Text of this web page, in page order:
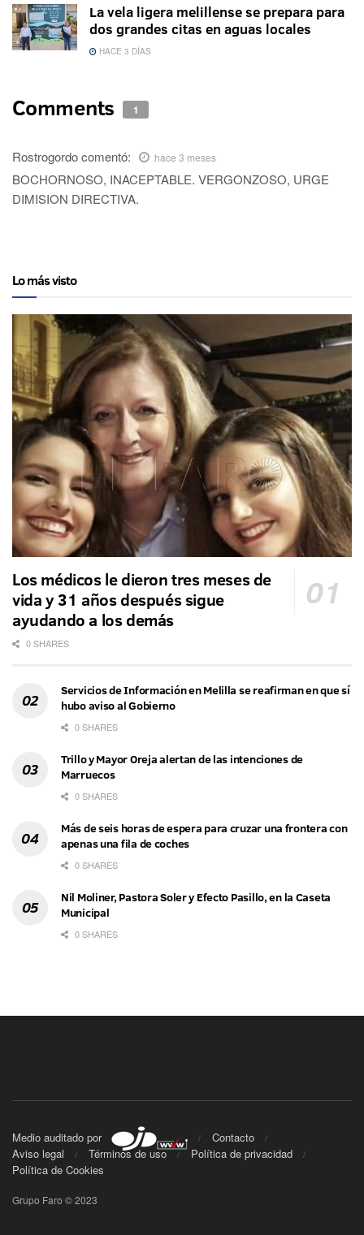
La vela ligera melillense se prepara para
dos grandes citas en aguas locales
HACE 3 DÍAS
Comments 1
Rostrogordocomentó: hace 3 meses
BOCHORNOSO, INACEPTABLE. VERGONZOSO, URGE
DIMISION DIRECTIVA.
Lo más visto
Los médicos le dieron tres meses de
vida y 31 años después sigue
ayudando a los demás
0 SHARES
Servicios de Información en Melilla se reafirman en que sí
hubo aviso al Gobierno
0 SHARES
Trillo y Mayor Oreja alertan de las intenciones de
Marruecos
0 SHARES
Más de seis horas de espera para cruzar una frontera con
apenas una fila de coches
0 SHARES
Nil Moliner, Pastora Soler y Efecto Pasillo, en la Caseta
Municipal
0 SHARES
Medio auditado por
Contacto
Aviso legal
Términos de uso
Política de privacidad
Política de Cookies
Grupo Faro © 2023